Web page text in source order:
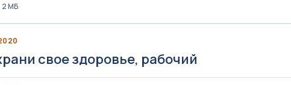
2 MБ
свое здоровье, рабочий